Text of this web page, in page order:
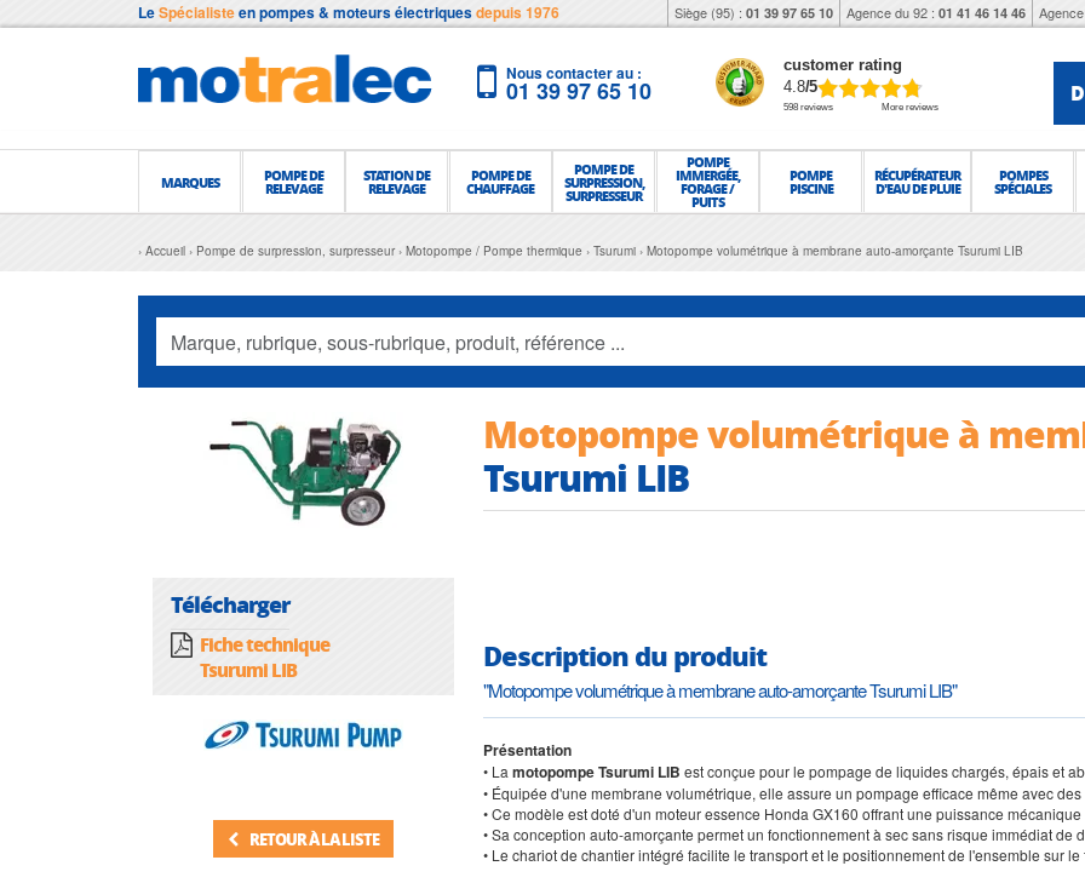
LeSpécialisteen pompes & moteurs électriquesdepuis 1976 Siège (95) : 01 39 97 65 10 Agence du 92 : 01 41 46 14 46
Nous contacter au :
01 39 97 65 10
customer rating
4.8/5
598 reviews More reviews
MARQUES POMPE DE
RELEVAGE
STATION DE
RELEVAGE
POMPE DE
CHAUFFAGE
POMPE DE
SURPRESSION,
SURPRESSEUR
POMPE
IMMERGÉE,
FORAGE /
PUITS
POMPE
PISCINE
RÉCUPÉRATEUR
D'EAU DE PLUIE
POMPES
SPÉCIALES
Accueil Pompe de surpression, surpresseur Motopompe / Pompe thermique Tsurumi Motopompe volumétrique à membrane auto-amorçante Tsurumi LIB
Télécharger
Fiche technique
Tsurumi LIB
RETOUR À LA LISTE
Motopompe volumétrique à
Tsurumi LIB
Description du produit
"Motopompe volumétrique à membrane auto-amorçante Tsurumi LIB"
Présentation
• La motopompe Tsurumi LIB est conçue pour le pompage de liquides chargés, épais et
• Équipée d'une membrane volumétrique, elle assure un pompage efficace même avec
• Ce modèle est doté d'un moteur essence Honda GX160 offrant une puissance
• Sa conception auto-amorçante permet un fonctionnement à sec sans risque immédiat de
• Le chariot de chantier intégré facilite le transport et le positionnement de l'ensemble sur le